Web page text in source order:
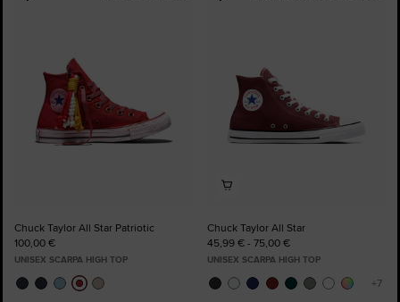
Chuck Taylor All Star Patriotic
100,00 €
UNISEX SCARPA HIGH TOP
Chuck Taylor All Star
45,99 € - 75,00 €
UNISEX SCARPA HIGH TOP